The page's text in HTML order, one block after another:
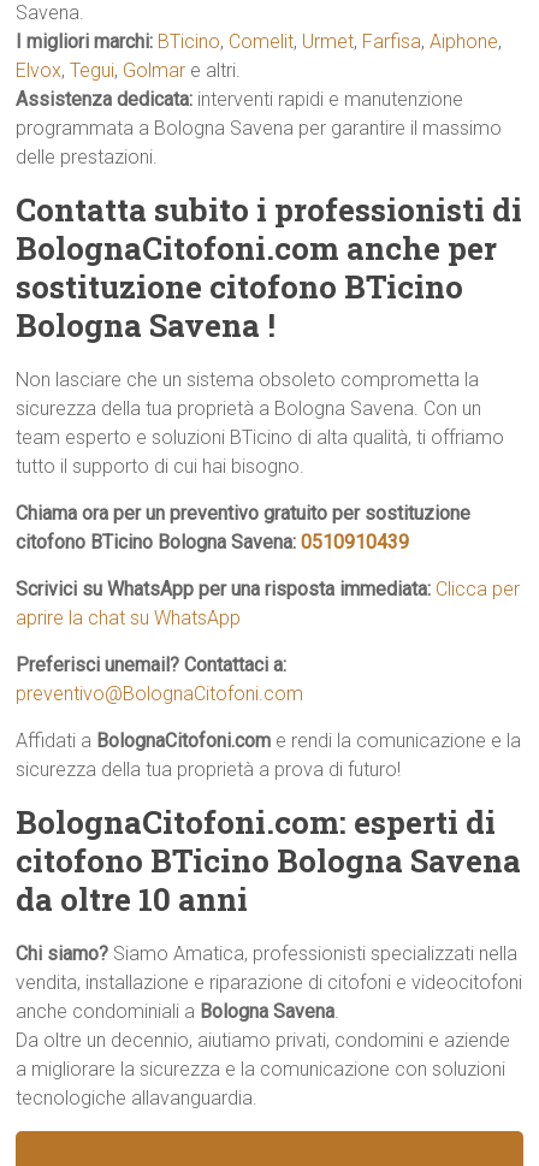
Savena.
I migliori marchi: BTicino, Comelit, Urmet, Farfisa,Aiphone,
Elvox,Tegui, Golmar e altri.
Assistenza dedicata: interventi rapidi e manutenzione
programmata a Bologna Savena per garantire il massimo
delle prestazioni.
Contatta subito i professionisti di
BolognaCitofoni.com anche per
sostituzione citofono BTicino
Bologna Savena !
Non lasciare che un sistema obsoleto comprometta la
sicurezza della tua proprietà a Bologna Savena. Con un
team esperto e soluzioni BTicino di alta qualità, ti offriamo
tutto il supporto di cui hai bisogno.
Chiama ora per un preventivo gratuito per sostituzione
citofono BTicino Bologna Savena:0510910439
Scrivici su WhatsApp per una risposta immediata: Clicca per
aprire la chat su WhatsApp
Preferisci unemail? Contattaci a:
preventivo@BolognaCitofoni.com
Affidati a BolognaCitofoni.com e rendi la comunicazione e la
sicurezza della tua proprietà a prova di futuro!
BolognaCitofoni.com: esperti di
citofono BTicino Bologna Savena
da oltre 10 anni
Chi siamo? Siamo Amatica, professionisti specializzati nella
vendita, installazione e riparazione di citofoni e videocitofoni
anche condominiali a Bologna Savena.
Da oltre un decennio, aiutiamo privati, condomini e aziende
a migliorare la sicurezza e la comunicazione con soluzioni
tecnologiche allavanguardia.